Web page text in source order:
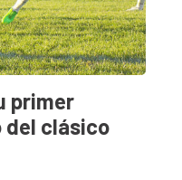
primer
del clásico